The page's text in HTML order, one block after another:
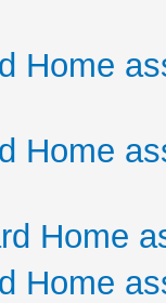
Home
Home
Home
Home